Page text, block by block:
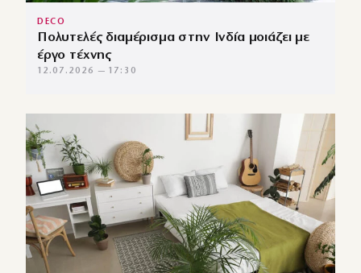
DECO
Πολυτελές διαμέρισμα στην Ινδία μοιάζει με
έργο τέχνης
12.07.2026 — 17:30